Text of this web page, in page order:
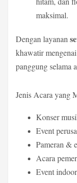
maksimal.
Dengan layanan
khawatir
panggung selama
Jenis Acara yang
Konser
Event
Pameran &
Acara
Event